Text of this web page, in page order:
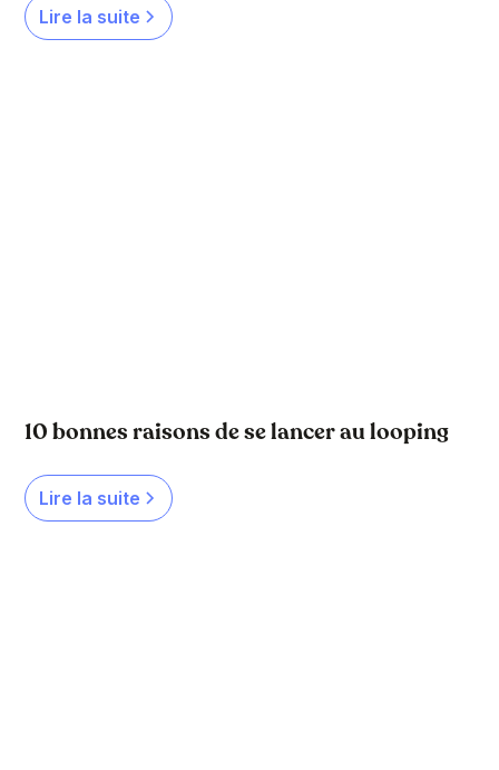
Lire la suite
10 bonnes raisons de se lancer au looping
Lire la suite